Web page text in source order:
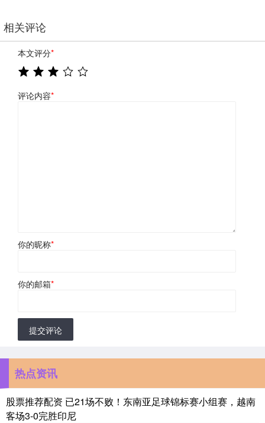
相关评论
本文评分*
评论内容*
你的昵称*
你的邮箱*
提交评论
热点资讯
股票推荐配资 已21场不败！东南亚足球锦标赛小组赛，越南
客场3-0完胜印尼